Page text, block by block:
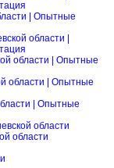
| Опытные
области |
области | Опытные
области | Опытные
| Опытные
области
области